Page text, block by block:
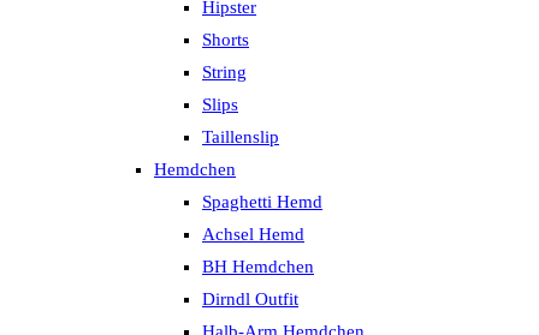
Hipster
Shorts
String
Slips
Taillenslip
Hemdchen
Spaghetti Hemd
Achsel Hemd
BH Hemdchen
Dirndl Outfit